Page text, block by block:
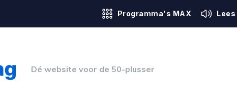
Programma's MAX
Dé website voor de 50-plusser